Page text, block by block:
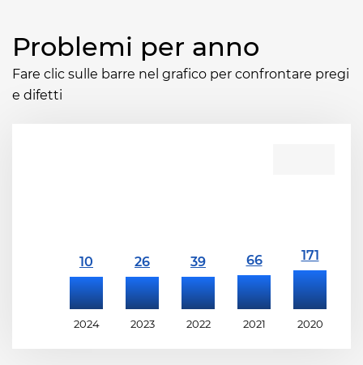
Problemi per anno
Fare clic sulle barre nel grafico per confrontare pregi
e difetti
2024 2023 2022 2021 2020